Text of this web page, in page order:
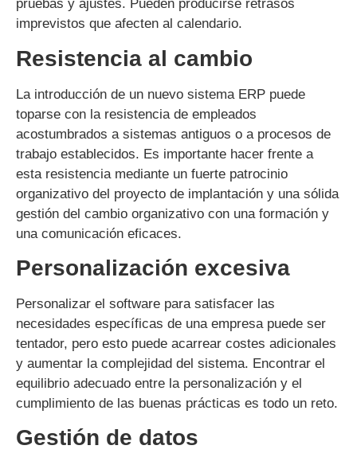
pruebas y ajustes. Pueden producirse retrasos
imprevistos que afecten al calendario.
Resistencia al cambio
La introducción de un nuevo sistema ERP puede
toparse con la resistencia de empleados
acostumbrados a sistemas antiguos o a procesos de
trabajo establecidos. Es importante hacer frente a
esta resistencia mediante un fuerte patrocinio
organizativo del proyecto de implantación y una sólida
gestión del cambio organizativo con una formación y
una comunicación eficaces.
Personalización excesiva
Personalizar el software para satisfacer las
necesidades específicas de una empresa puede ser
tentador, pero esto puede acarrear costes adicionales
y aumentar la complejidad del sistema. Encontrar el
equilibrio adecuado entre la personalización y el
cumplimiento de las buenas prácticas es todo un reto.
Gestión de datos